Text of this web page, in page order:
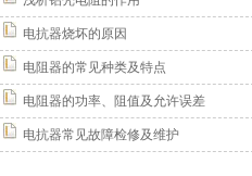
电抗器烧坏的原因
电阻器的常见种类及特点
电阻器的功率、阻值及允许误差
电抗器常见故障检修及维护